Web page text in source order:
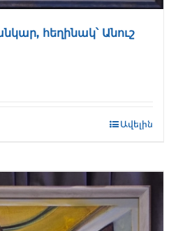
հեղինակ՝ Անուշ
Ավելին